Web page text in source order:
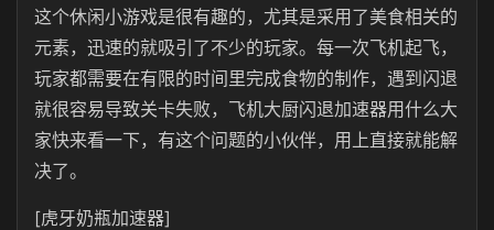
这个休闲小游戏是很有趣的，尤其是采用了美食相关的
元素，迅速的就吸引了不少的玩家。每一次飞机起飞，
玩家都需要在有限的时间里完成食物的制作，遇到闪退
就很容易导致关卡失败，飞机大厨闪退加速器用什么大
家快来看一下，有这个问题的小伙伴，用上直接就能解
决了。
[虎牙奶瓶加速器]